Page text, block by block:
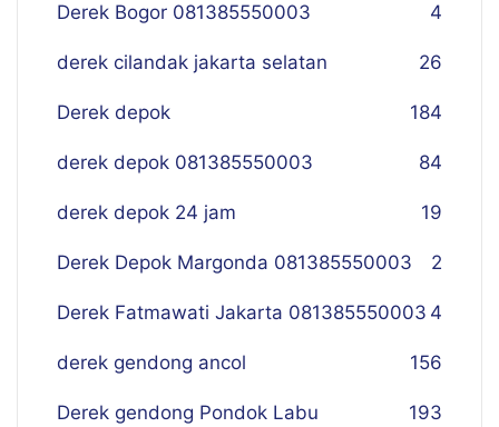
Derek Bogor 081385550003 4
derek cilandak jakarta selatan 26
Derek depok 184
derek depok 081385550003 84
derek depok 24 jam 19
Derek Depok Margonda 081385550003 2
Derek Fatmawati Jakarta 081385550003 4
derek gendong ancol 156
Derek gendong Pondok Labu 193